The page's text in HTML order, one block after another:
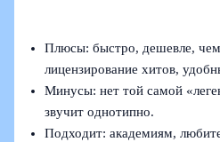
Плюсы: быстро, дешевле,
лицензирование хитов,
Минусы: нет той самой
звучит однотипно.
Подходит: академиям,